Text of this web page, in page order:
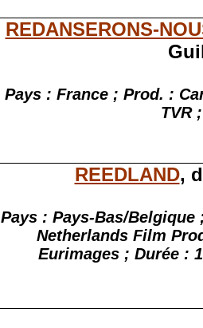
REDANSERONS-
Pays : France ; Prod. :
TVR
REEDLAND,
Pays : Pays-Bas/
Netherlands Film
Eurimages ; Durée :